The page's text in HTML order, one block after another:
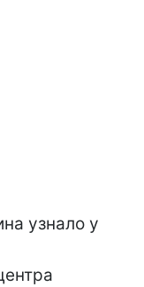
узнало у